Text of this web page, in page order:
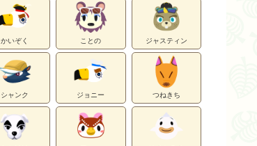
かいぞく ことの ジャスティン
シャンク ジョニー つねきち